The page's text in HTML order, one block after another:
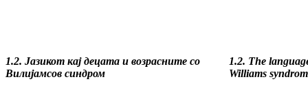
1.2. Јазикот кај децата и возрасните со
Вилијамсов синдром
1.2. The
Williams